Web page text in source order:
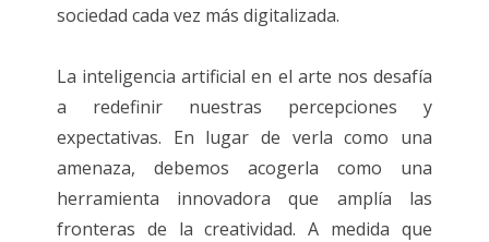
sociedad cada vez más digitalizada.
La inteligencia artificial en el arte nos desafía
a redefinir nuestras percepciones y
expectativas. En lugar de verla como una
amenaza, debemos acogerla como una
herramienta innovadora que amplía las
fronteras de la creatividad. A medida que